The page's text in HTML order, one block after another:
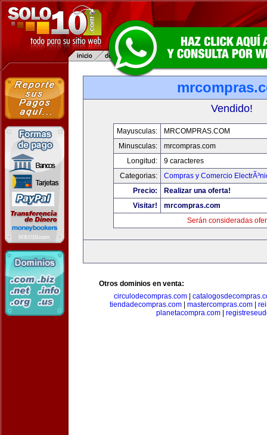
Vendido!
Mayusculas:
MRCOMPRAS.COM
Minusculas:
mrcompras.com
Longitud:
9 caracteres
Categorias:
Compras y Comercio
Precio:
Realizar una oferta!
Visitar!
mrcompras.com
Serán consideradas
Otros dominios en venta:
circulodecompras.com|
tiendadecompras.com| mastercompras.com|
planetacompra.com